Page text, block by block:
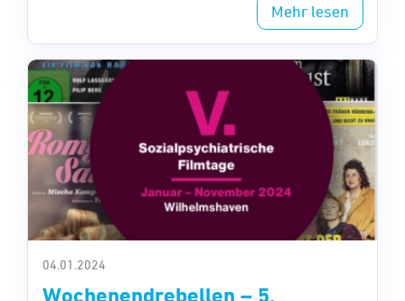
Mehr lesen
04.01.2024
Wochenendrebellen – 5.